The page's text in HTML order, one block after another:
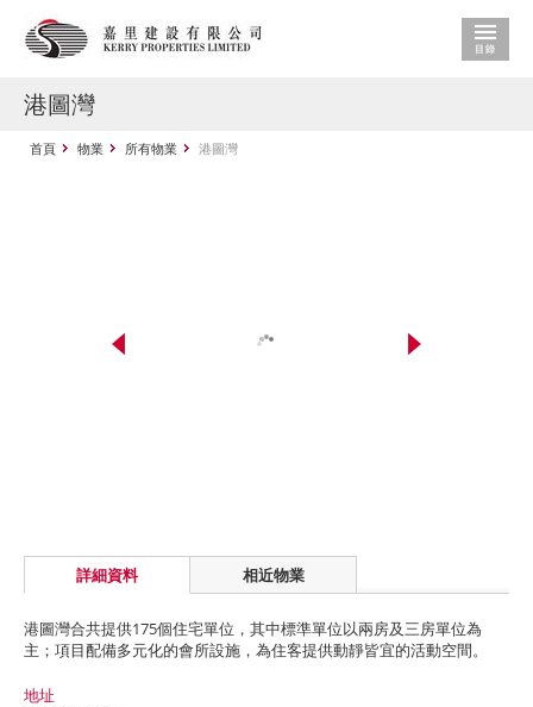
港圖灣
首頁 物業 所有物業 港圖灣
詳細資料 相近物業
港圖灣合共提供175個住宅單位，其中標準單位以兩房及三房單位為
主；項目配備多元化的會所設施，為住客提供動靜皆宜的活動空間。
地址